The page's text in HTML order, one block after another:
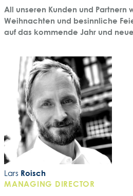
All unseren Kunden und Partnern
Weihnachten und besinnliche
auf das kommende Jahr und
Lars Roisch
MANAGING DIRECTOR